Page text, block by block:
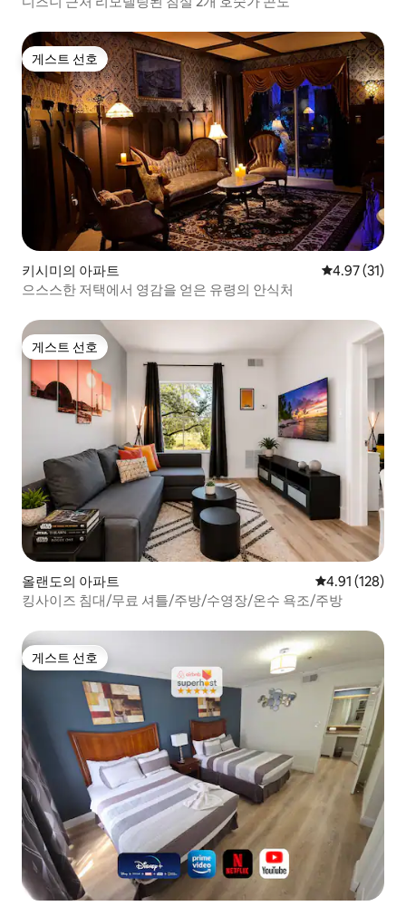
게스트 선호
게스트 선호
키시미의 아파트 평점 4.97점
4.97 (31)
으스스한 저택에서 영감을 얻은 유령의 안식처
게스트 선호
게스트 선호
올랜도의 아파트 평점 4.91점(5
4.91 (128)
킹사이즈 침대/무료 셔틀/주방/수영장/온수 욕조/주방
게스트 선호
게스트 선호